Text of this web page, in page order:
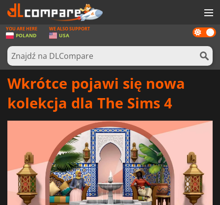
GRY
KARTY DO GIER
OPROGRAMOWANIE
SPRZĘT KOMPUTEROWY
ZALOGUJ SIĘ LUB ZAREJESTRUJ
Dark
mode
YOU ARE HERE
POLAND
WE ALSO SUPPORT
USA
Wkrótce pojawi się nowa
kolekcja dla The Sims 4